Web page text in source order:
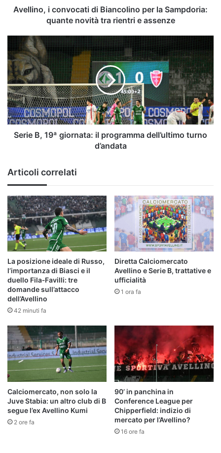
novità
assenze
Avellino, i convocati di Biancolino per la Sampdoria:
quante novità tra rientri e assenze
B,
19ª
giornata:
il
programma
dell’ultimo
turno
d’andata
Serie B, 19ª giornata: il programma dell’ultimo turno
d’andata
Articoli correlati
La posizione ideale di Russo,
l’importanza di Biasci e il
duello Fila‑Favilli: tre
domande sull’attacco
dell’Avellino
42 minuti fa
Diretta Calciomercato
Avellino e Serie B, trattative e
ufficialità
1 ora fa
Calciomercato, non solo la
Juve Stabia: un altro club di B
segue l’ex Avellino Kumi
2 ore fa
90’ in panchina in
Conference League per
Chipperfield: indizio di
mercato per l’Avellino?
16 ore fa